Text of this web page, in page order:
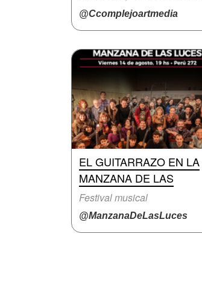
@Ccomplejoartmedia
EL GUITARRAZO EN LA
MANZANA DE LAS
Festival musical
@ManzanaDeLasLuces